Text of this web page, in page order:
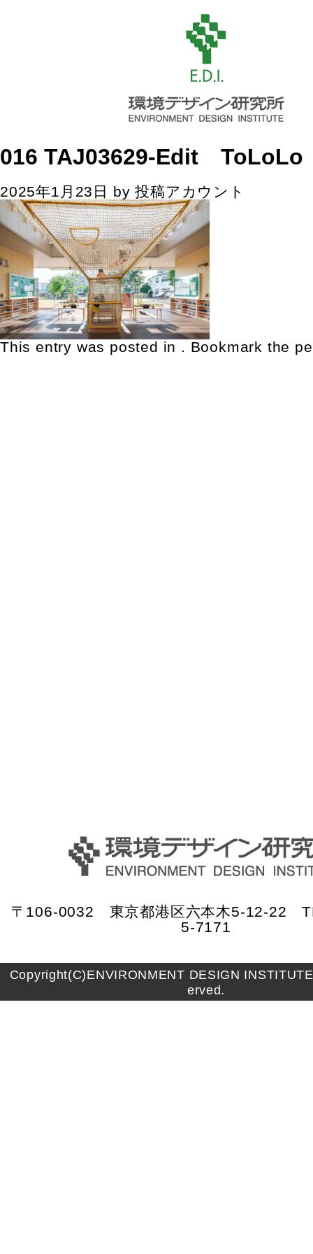
016 TAJ03629-Edit ToLoLo
2025年1月23日 by投稿アカウント
This entry was posted in . Bookmark the
〒106-0032 東京都港区六本木5-12-22
5-7171
Copyright(C)ENVIRONMENT DESIGN
erved.